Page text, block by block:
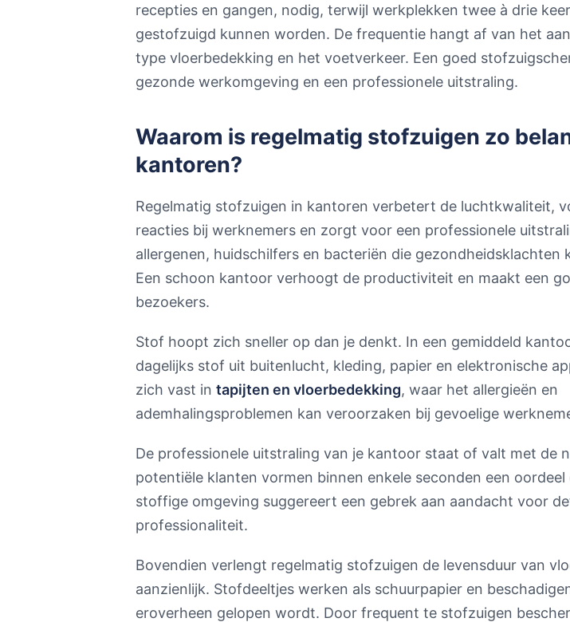
recepties en gangen, nodig, terwijl werkplekken twee à drie
gestofzuigd kunnen worden. De frequentie hangt af van het
type vloerbedekking en het voetverkeer. Een goed
gezonde werkomgeving en een professionele uitstraling.
Waarom is regelmatig stofzuigen zo
kantoren?
Regelmatig stofzuigen in kantoren verbetert de luchtkwaliteit,
reacties bij werknemers en zorgt voor een professionele
allergenen, huidschilfers en bacteriën die gezondheidsklachten
Een schoon kantoor verhoogt de productiviteit en maakt een
bezoekers.
Stof hoopt zich sneller op dan je denkt. In een gemiddeld
dagelijks stof uit buitenlucht, kleding, papier en elektronische
zich vast in tapijten en vloerbedekking, waar het allergieën en
ademhalingsproblemen kan veroorzaken bij gevoelige
De professionele uitstraling van je kantoor staat of valt met de
potentiële klanten vormen binnen enkele seconden een oordeel
stoffige omgeving suggereert een gebrek aan aandacht voor
professionaliteit.
Bovendien verlengt regelmatig stofzuigen de levensduur van
aanzienlijk. Stofdeeltjes werken als schuurpapier en
eroverheen gelopen wordt. Door frequent te stofzuigen